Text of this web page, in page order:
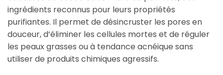
ingrédients reconnus pour leurs propriétés
purifiantes. Il permet de désincruster les pores en
douceur, d’éliminer les cellules mortes et de réguler
les peaux grasses ou à tendance acnéique sans
utiliser de produits chimiques agressifs.